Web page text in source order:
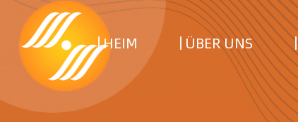
HEIM ÜBER UNS